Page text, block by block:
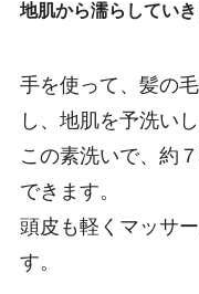
地肌から濡らしていき
手を使って、髪の
し、地肌を予洗い
この素洗いで、約
できます。
頭皮も軽くマッサ
す。